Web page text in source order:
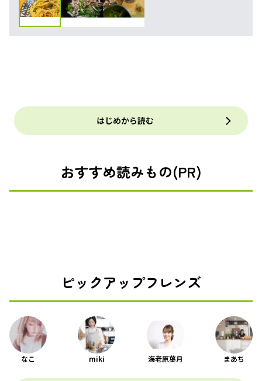
はじめから読む
おすすめ読みもの(PR)
ピックアップフレンズ
なこ miki 海老原葉月 まあち